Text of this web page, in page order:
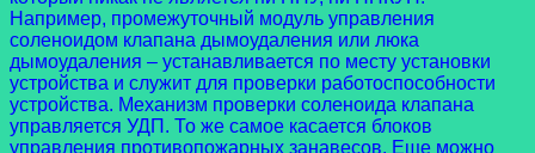
Например, промежуточный модуль управления
соленоидом клапана дымоудаления или люка
дымоудаления – устанавливается по месту установки
устройства и служит для проверки работоспособности
устройства. Механизм проверки соленоида клапана
управляется УДП. То же самое касается блоков
управления противопожарных занавесов. Еще можно